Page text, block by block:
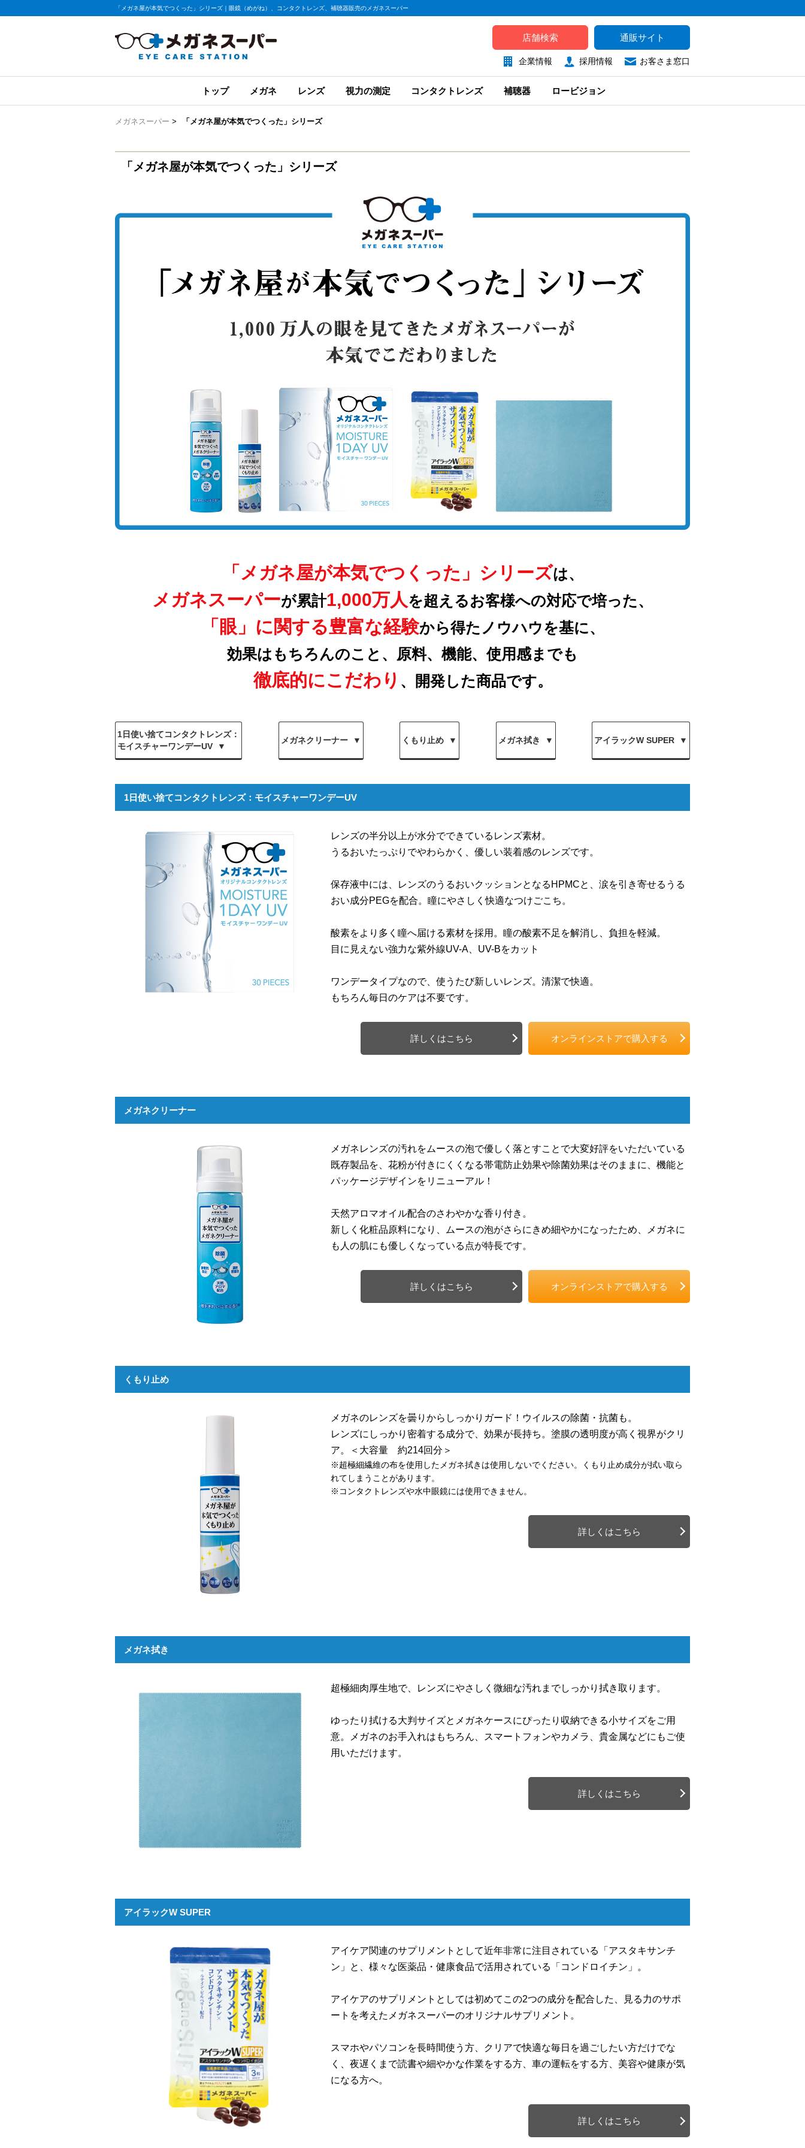
「メガネ屋が本気でつくった」シリーズ｜眼鏡（めがね）、コンタクトレンズ、補聴器販売のメガネスーパー
店舗検索 通販サイト
企業情報 採用情報 お客さま窓口
トップ メガネ レンズ 視力の測定 コンタクトレンズ 補聴器 ロービジョン
メガネスーパー > 「メガネ屋が本気でつくった」シリーズ
「メガネ屋が本気でつくった」シリーズ
「メガネ屋が本気でつくった」シリーズは、
メガネスーパーが累計1,000万人 を超えるお客様への対応で培った、
「眼」に関する豊富な経験から得たノウハウを基に、
効果はもちろんのこと、原料、機能、使用感までも
徹底的にこだわり 、開発した商品です。
1日使い捨てコンタクトレンズ：
モイスチャーワンデーUV
メガネクリーナー くもり止め メガネ拭き アイラックW SUPER
1日使い捨てコンタクトレンズ： モイスチャーワンデーUV
レンズの半分以上が水分でできているレンズ素材。
うるおいたっぷりでやわらかく、優しい装着感のレンズです。
保存液中には、レンズのうるおいクッションとなるHPMCと、涙を引き寄せるうる
おい成分PEGを配合。瞳にやさしく快適なつけごこち。
酸素をより多く瞳へ届ける素材を採用。瞳の酸素不足を解消し、負担を軽減。
目に見えない強力な紫外線UV-A、UV-Bをカット
ワンデータイプなので、使うたび新しいレンズ。清潔で快適。
もちろん毎日のケアは不要です。
詳しくはこちら オンラインストアで購入する
メガネクリーナー
メガネレンズの汚れをムースの泡で優しく落とすことで大変好評をいただいている
既存製品を、花粉が付きにくくなる帯電防止効果や除菌効果はそのままに、機能と
パッケージデザインをリニューアル！
天然アロマオイル配合のさわやかな香り付き。
新しく化粧品原料になり、ムースの泡がさらにきめ細やかになったため、メガネに
も人の肌にも優しくなっている点が特長です。
詳しくはこちら オンラインストアで購入する
くもり止め
メガネのレンズを曇りからしっかりガード！ウイルスの除菌・抗菌も。
レンズにしっかり密着する成分で、効果が長持ち。塗膜の透明度が高く視界がクリ
ア。＜大容量 約214回分＞
※超極細繊維の布を使用したメガネ拭きは使用しないでください。くもり止め成分が拭い取ら
れてしまうことがあります。
※コンタクトレンズや水中眼鏡には使用できません。
詳しくはこちら
メガネ拭き
超極細肉厚生地で、レンズにやさしく微細な汚れまでしっかり拭き取ります。
ゆったり拭ける大判サイズとメガネケースにぴったり収納できる小サイズをご用
意。メガネのお手入れはもちろん、スマートフォンやカメラ、貴金属などにもご使
用いただけます。
詳しくはこちら
アイラックW SUPER
アイケア関連のサプリメントとして近年非常に注目されている「アスタキサンチ
ン」と、様々な医薬品・健康食品で活用されている「コンドロイチン」。
アイケアのサプリメントとしては初めてこの2つの成分を配合した、見る力のサポ
ートを考えたメガネスーパーのオリジナルサプリメント。
スマホやパソコンを長時間使う方、クリアで快適な毎日を過ごしたい方だけでな
く、夜遅くまで読書や細やかな作業をする方、車の運転をする方、美容や健康が気
になる方へ。
詳しくはこちら